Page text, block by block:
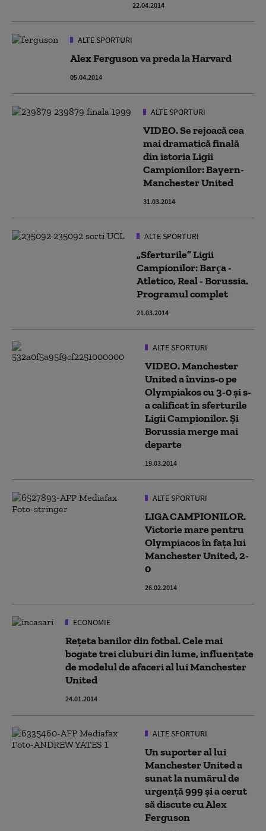
22.04.2014
ALTE SPORTURI
Alex Ferguson va preda la Harvard
05.04.2014
ALTE SPORTURI
VIDEO. Se rejoacă cea
mai dramatică finală
din istoria Ligii
Campionilor: Bayern-
Manchester United
31.03.2014
ALTE SPORTURI
„Sferturile” Ligii
Campionilor: Barça -
Atletico, Real - Borussia.
Programul complet
21.03.2014
ALTE SPORTURI
VIDEO. Manchester
United a învins-o pe
Olympiakos cu 3-0 și s-
a calificat în sferturile
Ligii Campionilor. Și
Borussia merge mai
departe
19.03.2014
ALTE SPORTURI
LIGA CAMPIONILOR.
Victorie mare pentru
Olympiacos în fața lui
Manchester United, 2-
0
26.02.2014
ECONOMIE
Rețeta banilor din fotbal. Cele mai
bogate trei cluburi din lume, influențate
de modelul de afaceri al lui Manchester
United
24.01.2014
ALTE SPORTURI
Un suporter al lui
Manchester United a
sunat la numărul de
urgenţă 999 şi a cerut
să discute cu Alex
Ferguson